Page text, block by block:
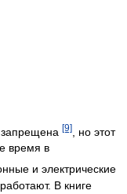
запрещена [9]
, но этот
время в
и электрические
В книге